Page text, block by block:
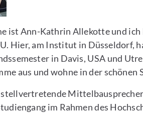
ist Ann-Kathrin Allekotte und
Hier, am Institut in Düsseldorf,
in Davis, USA und
aus und wohne in der schönen
im Rahmen des